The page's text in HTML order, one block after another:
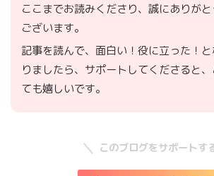
ここまでお読みくださり、誠にありがと
ございます。
記事を読んで、面白い！役に立った！
りましたら、サポートしてくださると、
ても嬉しいです。
このブログをサポートす